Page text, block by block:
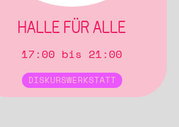
HALLE FÜR ALLE
17:00 bis 21:00
DISKURSWERKSTATT